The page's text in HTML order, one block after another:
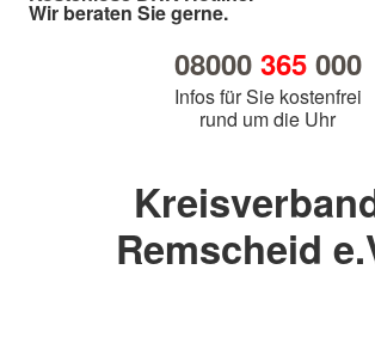
Wir beraten Sie gerne.
08000 365000
Infos für Sie kostenfrei
rund um die Uhr
Remscheid